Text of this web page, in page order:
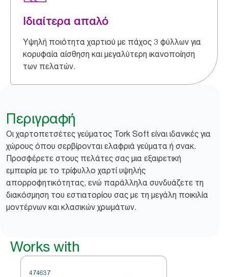
Ιδιαίτερα απαλό
Υψηλή ποιότητα χαρτιού με πάχος 3 φύλλων για
κορυφαία αίσθηση και μεγαλύτερη ικανοποίηση
των πελατών.
Περιγραφή
Οι χαρτοπετσέτες γεύματος Tork Soft είναι ιδανικές για
χώρους όπου σερβίρονται ελαφριά γεύματα ή σνακ.
Προσφέρετε στους πελάτες σας μια εξαιρετική
εμπειρία με το τρίφυλλο χαρτί υψηλής
απορροφητικότητας, ενώ παράλληλα συνδυάζετε τη
διακόσμηση του εστιατορίου σας με τη μεγάλη ποικιλία
μοντέρνων και κλασικών χρωμάτων.
Works with
474637